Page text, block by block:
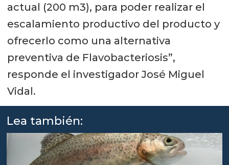
actual (200 m3), para poder realizar el
escalamiento productivo del producto y
ofrecerlo como una alternativa
preventiva de Flavobacteriosis”,
responde el investigador José Miguel
Vidal.
Lea también: